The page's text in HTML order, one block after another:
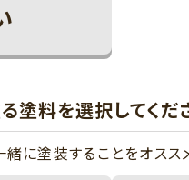
塗料を選択してくだ
に塗装することをオスス